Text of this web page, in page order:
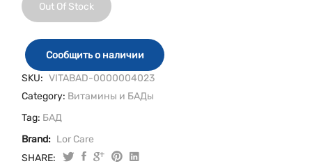
Out Of Stock
Сообщить о наличии
SKU: VITABAD-0000004023
Category: Витамины и БАДы
Tag: БАД
Brand: Lor Care
SHARE: